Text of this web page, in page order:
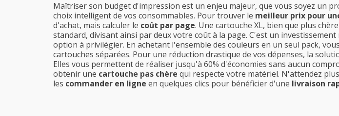
Maîtriser son budget d'impression est un enjeu majeur, que vous soyez un
choix intelligent de vos consommables. Pour trouver le meilleur prix pour
d'achat, mais calculer le coût par page. Une cartouche XL, bien que plus
standard, divisant ainsi par deux votre coût à la page. C'est un
option à privilégier. En achetant l'ensemble des couleurs en un seul pack,
cartouches séparées. Pour une réduction drastique de vos dépenses, la
Elles vous permettent de réaliser jusqu'à 60% d'économies sans aucun
obtenir une cartouche pas chère qui respecte votre matériel. N'attendez
les commander en ligne en quelques clics pour bénéficier d'une livraison